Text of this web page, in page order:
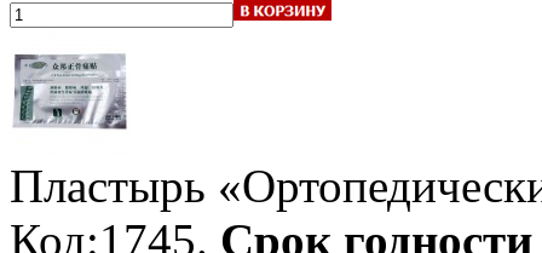
Пластырь
Код:1745. Срок